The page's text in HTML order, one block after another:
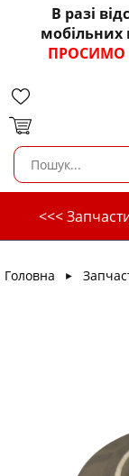
В разі
мобільних
ПРОСИМО
<<<
Головна ►